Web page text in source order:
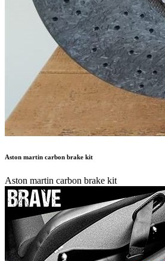
Aston martin carbon brake kit
Aston martin carbon brake kit